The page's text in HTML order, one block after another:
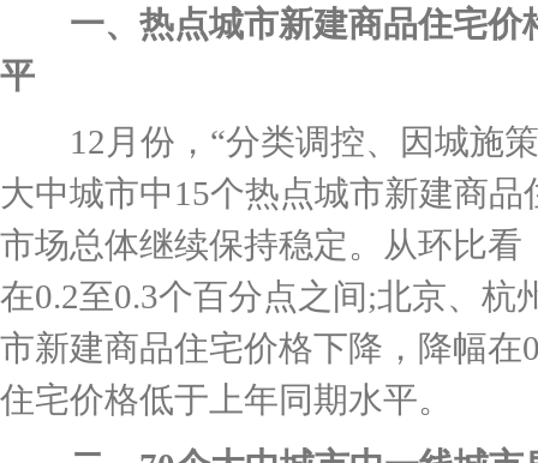
一、热点城市新建商品住宅价
平
12月份，“分类调控、因城施策
大中城市中15个热点城市新建商
市场总体继续保持稳定。从环比
在0.2至0.3个百分点之间;北京、
市新建商品住宅价格下降，降幅
住宅价格低于上年同期水平。